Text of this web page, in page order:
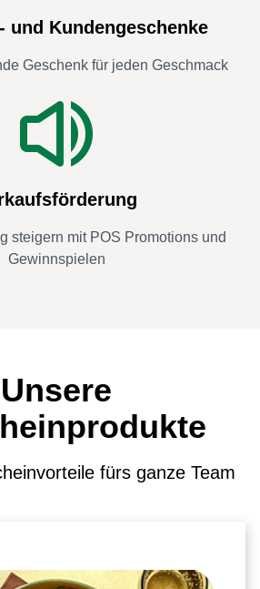
und Kundengeschenke
Geschenk für jeden Geschmack
steigern mit POS Promotions und
Gewinnspielen
Unsere
fürs ganze Team